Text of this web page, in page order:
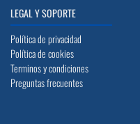
LEGAL Y SOPORTE
Política de privacidad
Política de cookies
Terminos y condiciones
Preguntas frecuentes